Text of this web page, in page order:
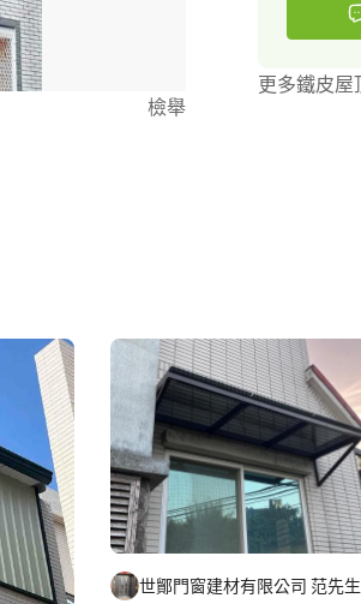
檢舉
更多鐵皮屋
世鄮門窗建材有限公司 范先生